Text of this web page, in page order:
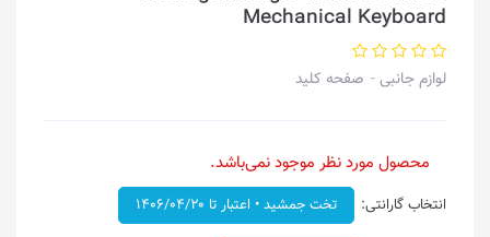
Mechanical Keyboard
لوازم جانبی صفحه کلید
محصول مورد نظر موجود نمی‌باشد.
انتخاب گارانتی: تخت جمشید • اعتبار تا ۱۴۰۶/۰۴/۲۰